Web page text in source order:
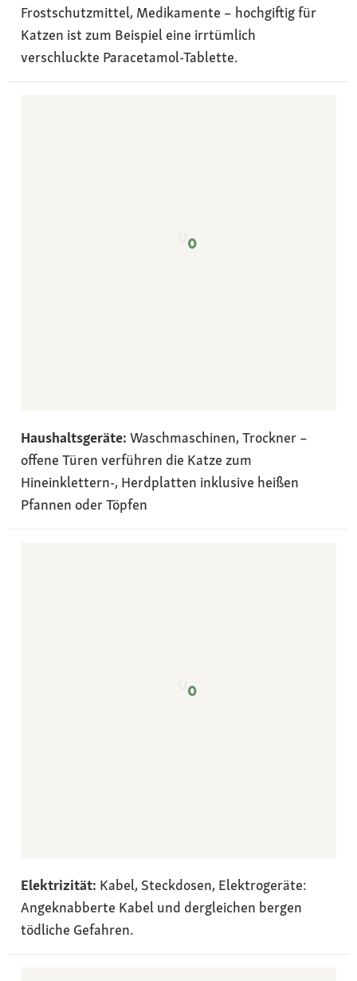
Frostschutzmittel, Medikamente – hochgiftig für
Katzen ist zum Beispiel eine irrtümlich
verschluckte Paracetamol-Tablette.
Haushaltsgeräte: Waschmaschinen, Trockner –
offene Türen verführen die Katze zum
Hineinklettern-, Herdplatten inklusive heißen
Pfannen oder Töpfen
Elektrizität: Kabel, Steckdosen, Elektrogeräte:
Angeknabberte Kabel und dergleichen bergen
tödliche Gefahren.